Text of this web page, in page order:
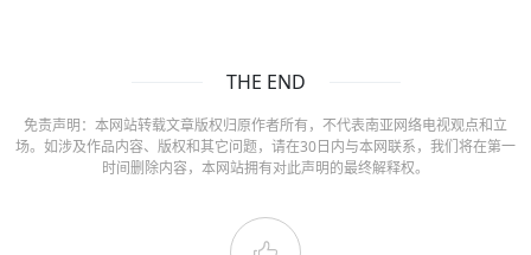
THE END
免责声明：本网站转载文章版权归原作者所有，不代表南亚网络电视观点和立
场。如涉及作品内容、版权和其它问题，请在30日内与本网联系，我们将在第一
时间删除内容，本网站拥有对此声明的最终解释权。